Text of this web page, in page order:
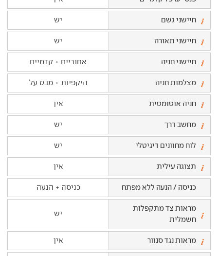
חיישני גשם יש
חיישני תאורה יש
חיישני חניה אחוריים + קדמיים
מצלמות חניה היקפיות + מבט על
חניה אוטומטית אין
מחשב דרך יש
לוח מחוונים דיגיטלי יש
תצוגה עילית אין
כניסה / הנעה ללא מפתח כניסה + הנעה
מראות צד מתקפלות
חשמלית
יש
מראות נגד סנוור אין